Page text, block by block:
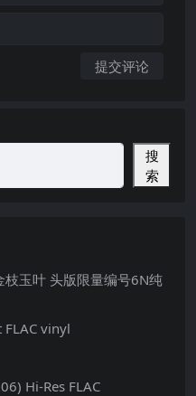
搜
索
玉叶 头版限量编号6N纯
vinyl
Hi-Res FLAC